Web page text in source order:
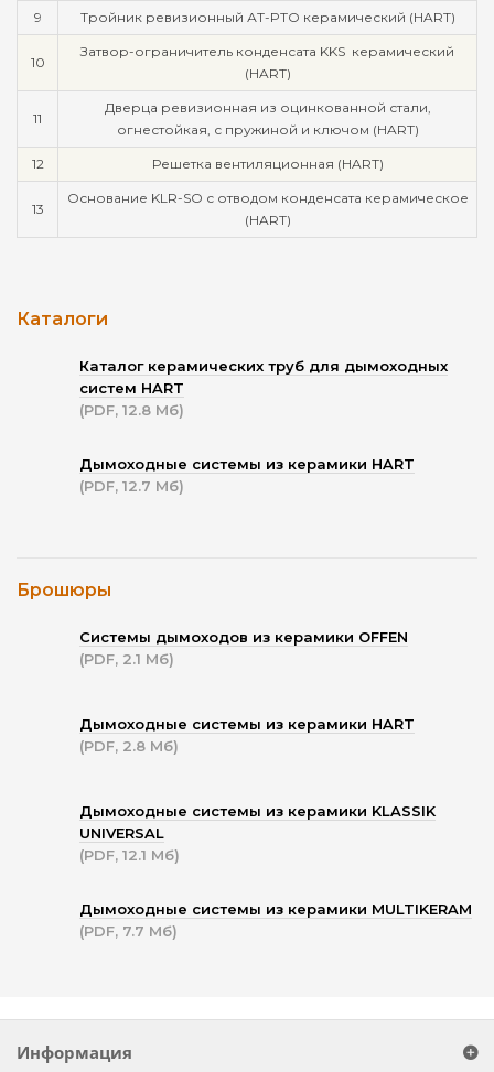
9 Тройник ревизионный АТ-PTO керамический (HART)
10
Затвор-ограничитель конденсата KKS керамический
(HART)
11
Дверца ревизионная из оцинкованной стали,
огнестойкая, с пружиной и ключом (HART)
12 Решетка вентиляционная (HART)
13
Основание KLR-SO с отводом конденсата керамическое
(HART)
Каталоги
Каталог керамических труб для дымоходных
систем HART
(PDF, 12.8 Мб)
Дымоходные системы из керамики HART
(PDF, 12.7 Мб)
Брошюры
Системы дымоходов из керамики OFFEN
(PDF, 2.1 Мб)
Дымоходные системы из керамики HART
(PDF, 2.8 Мб)
Дымоходные системы из керамики KLASSIK
UNIVERSAL
(PDF, 12.1 Мб)
Дымоходные системы из керамики MULTIKERAM
(PDF, 7.7 Мб)
Информация